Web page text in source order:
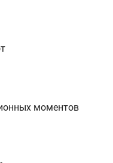
моментов